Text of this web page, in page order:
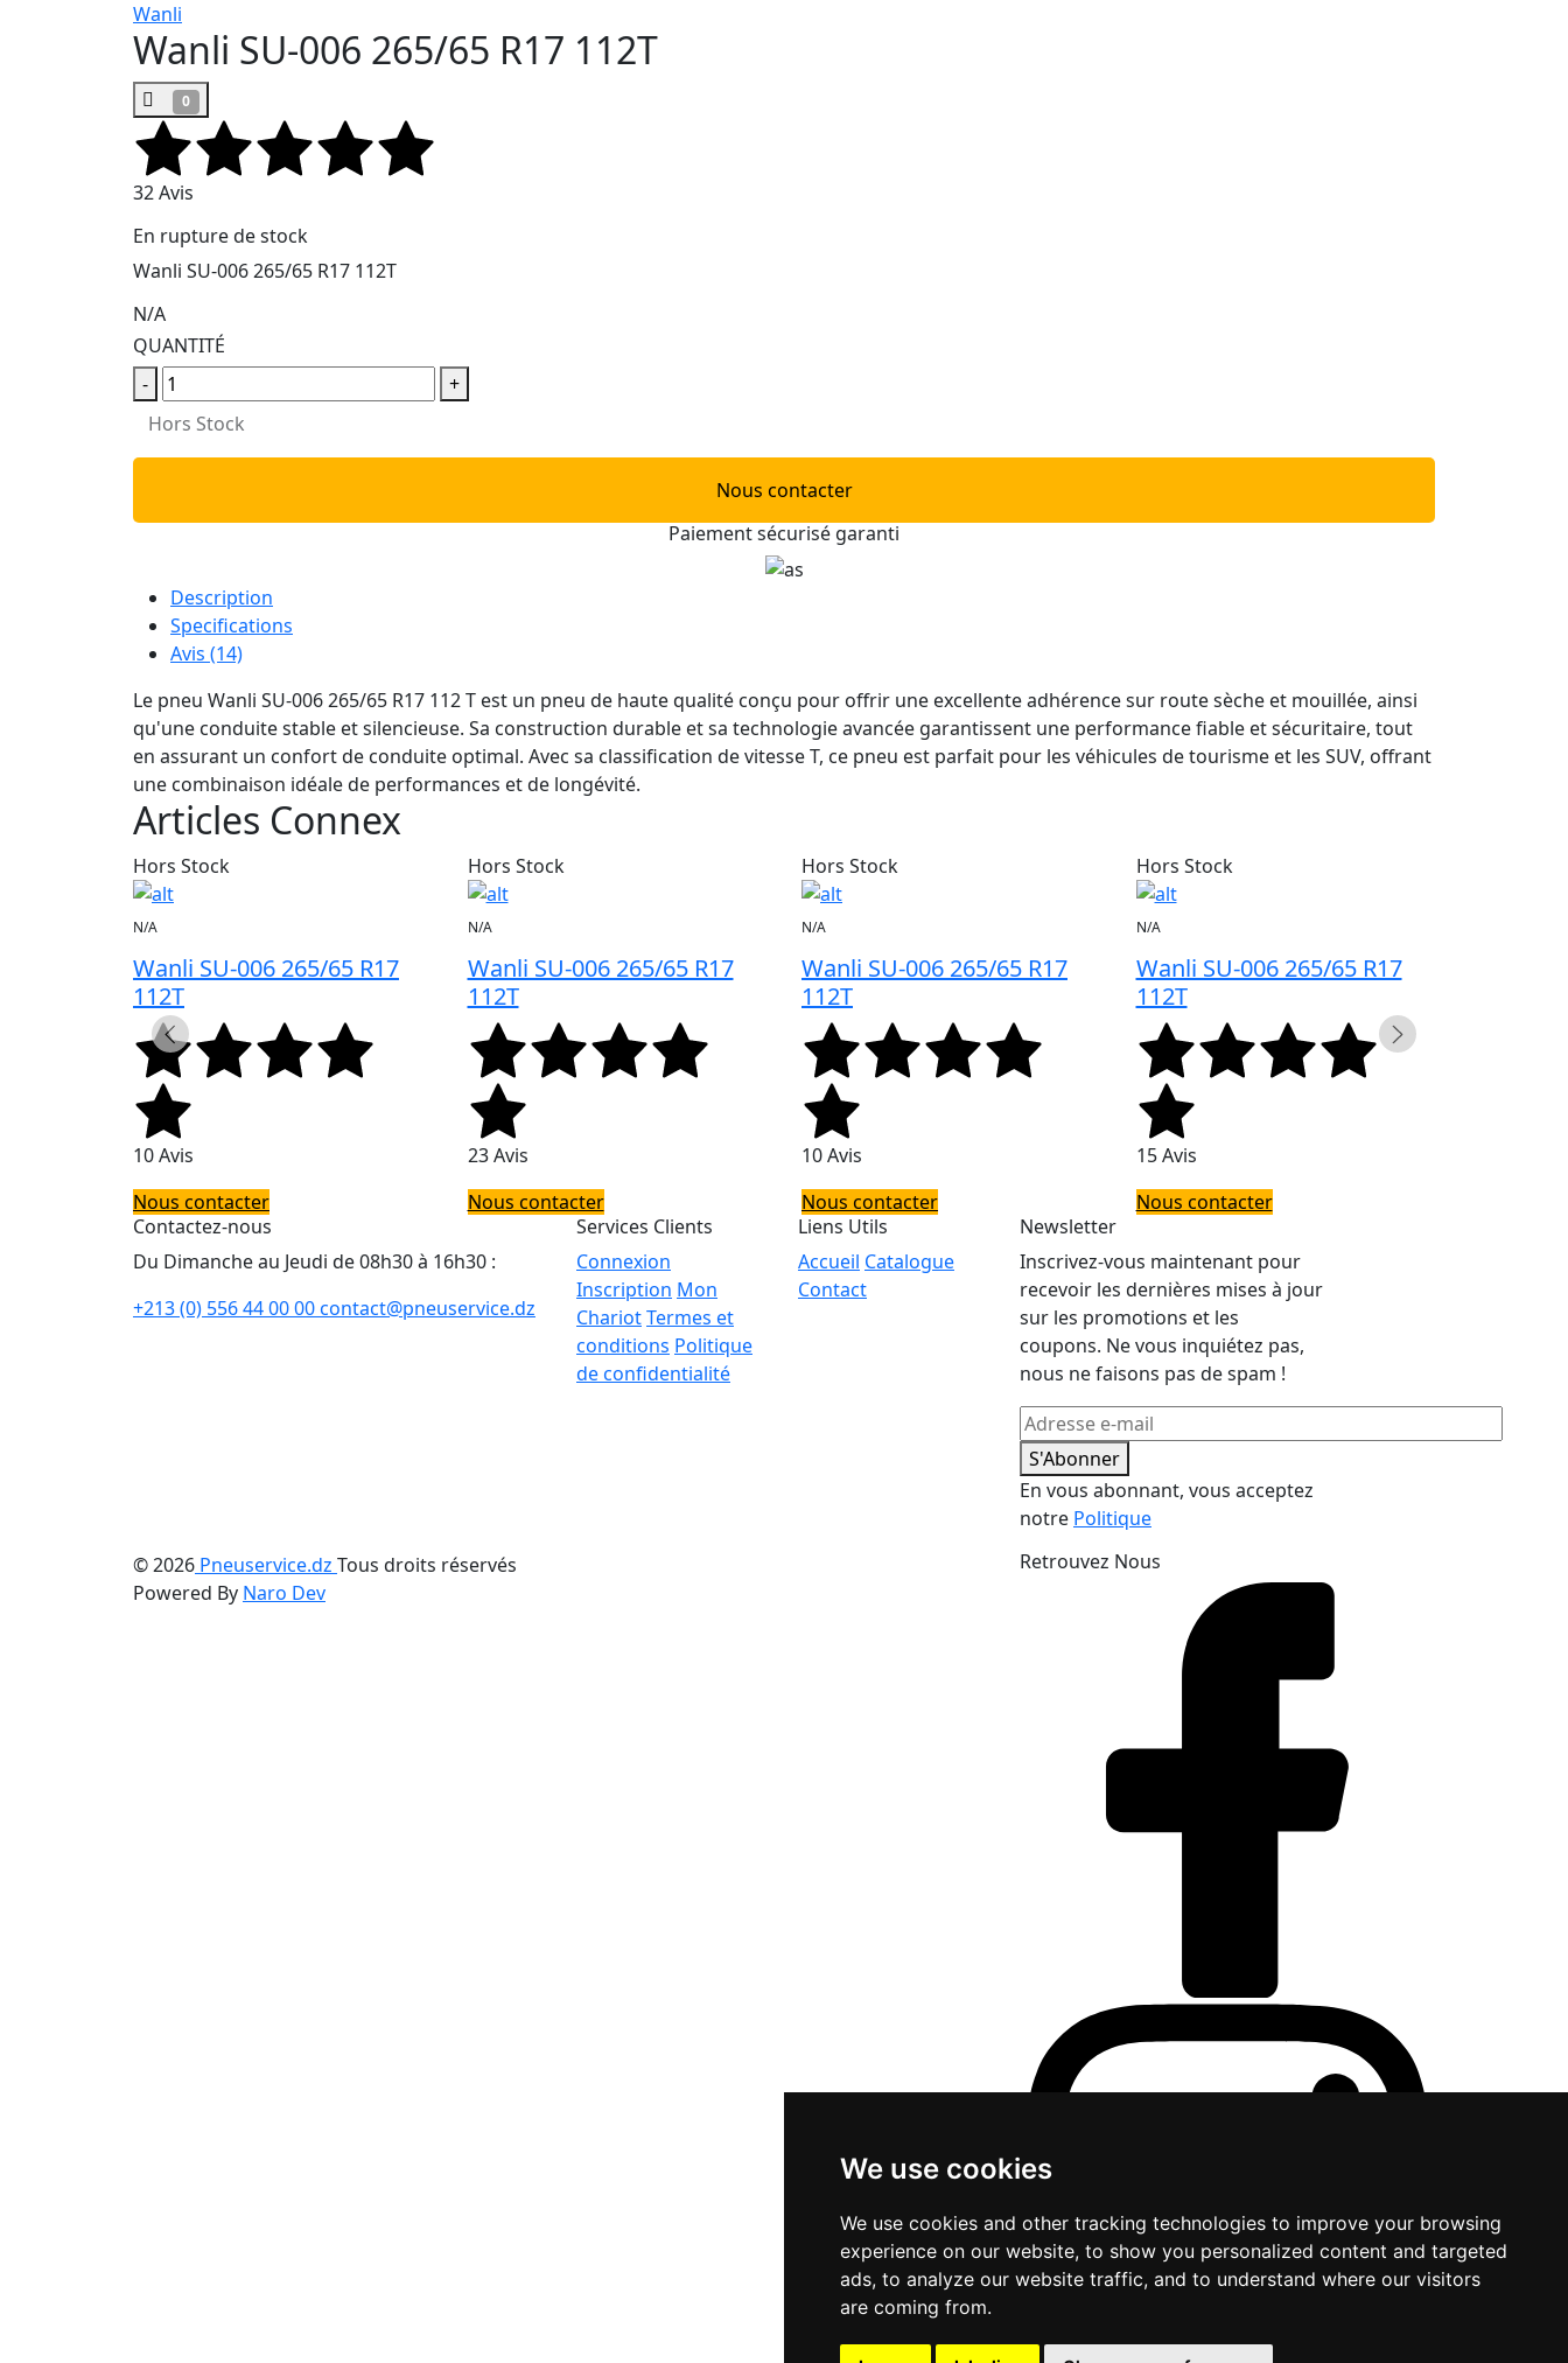
We use cookies
We use cookies and other tracking technologies to improve your browsing
experience on our website, to show you personalized content and targeted
ads, to analyze our website traffic, and to understand where our visitors
are coming from.
Wanli
Wanli SU-006 265/65 R17 112T
0
32 Avis
En rupture de stock
Wanli SU-006 265/65 R17 112T
N/A
QUANTITÉ
-
+
Hors Stock
Nous contacter
Paiement sécurisé garanti
Description
Specifications
Avis (14)
Le pneu Wanli SU-006 265/65 R17 112 T est un pneu de haute qualité conçu pour offrir une excellente adhérence sur route sèche et mouillée, ainsi
qu'une conduite stable et silencieuse. Sa construction durable et sa technologie avancée garantissent une performance fiable et sécuritaire, tout
en assurant un confort de conduite optimal. Avec sa classification de vitesse T, ce pneu est parfait pour les véhicules de tourisme et les SUV, offrant
une combinaison idéale de performances et de longévité.
Articles Connex
Hors Stock
N/A
Wanli SU-006 265/65 R17
112T
10 Avis
Nous contacter
Hors Stock
N/A
Wanli SU-006 265/65 R17
112T
23 Avis
Nous contacter
Hors Stock
N/A
Wanli SU-006 265/65 R17
112T
10 Avis
Nous contacter
Hors Stock
N/A
Wanli SU-006 265/65 R17
112T
15 Avis
Nous contacter
Contactez-nous
Du Dimanche au Jeudi de 08h30 à 16h30 :
+213 (0) 556 44 00 00contact@pneuservice.dz
Services Clients
Connexion
Inscription Mon
ChariotTermes et
conditions Politique
de confidentialité
Liens Utils
Accueil Catalogue
Contact
Newsletter
Inscrivez-vous maintenant pour
recevoir les dernières mises à jour
sur les promotions et les
coupons. Ne vous inquiétez pas,
nous ne faisons pas de spam !
S'Abonner
En vous abonnant, vous acceptez
notre Politique
© 2026 Pneuservice.dz Tous droits réservés
Powered By Naro Dev
Retrouvez Nous